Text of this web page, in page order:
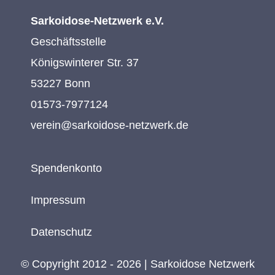
Sarkoidose-Netzwerk e.V.
Geschäftsstelle
Königswinterer Str. 37
53227 Bonn
01573-7977124
verein@sarkoidose-netzwerk.de
Spendenkonto
Impressum
Datenschutz
© Copyright 2012 - 2026 | Sarkoidose Netzwerk